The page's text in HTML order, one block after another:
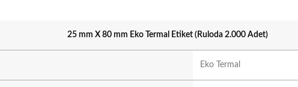
25 mm X 80 mm Eko Termal Etiket (Ruloda 2.000 Adet)
Eko Termal